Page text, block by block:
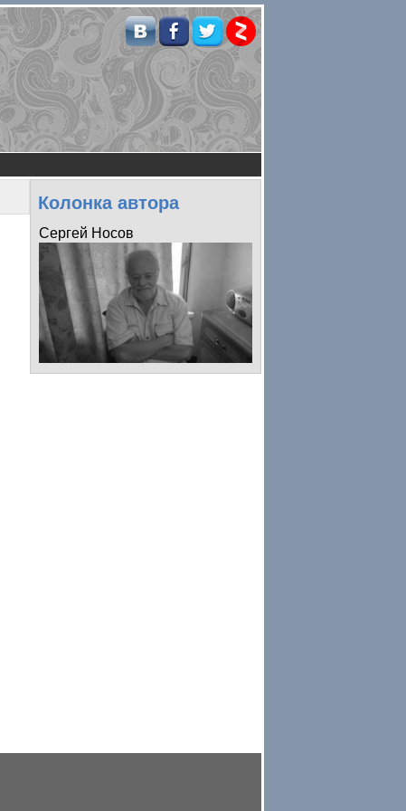
Колонка автора
Сергей Носов